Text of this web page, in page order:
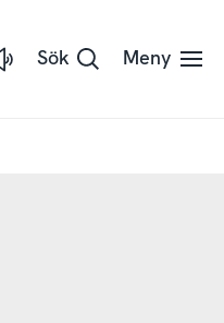
Sök Meny